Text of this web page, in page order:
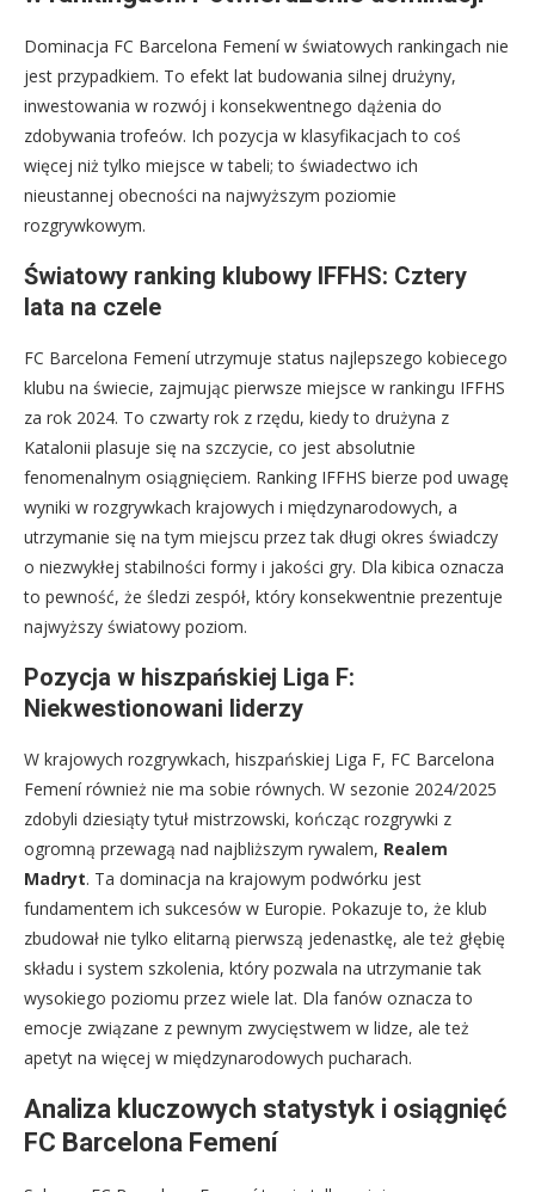
Dominacja FC Barcelona Femení w światowych rankingach nie
jest przypadkiem. To efekt lat budowania silnej drużyny,
inwestowania w rozwój i konsekwentnego dążenia do
zdobywania trofeów. Ich pozycja w klasyfikacjach to coś
więcej niż tylko miejsce w tabeli; to świadectwo ich
nieustannej obecności na najwyższym poziomie
rozgrywkowym.
Światowy ranking klubowy IFFHS: Cztery
lata na czele
FC Barcelona Femení utrzymuje status najlepszego kobiecego
klubu na świecie, zajmując pierwsze miejsce w rankingu IFFHS
za rok 2024. To czwarty rok z rzędu, kiedy to drużyna z
Katalonii plasuje się na szczycie, co jest absolutnie
fenomenalnym osiągnięciem. Ranking IFFHS bierze pod uwagę
wyniki w rozgrywkach krajowych i międzynarodowych, a
utrzymanie się na tym miejscu przez tak długi okres świadczy
o niezwykłej stabilności formy i jakości gry. Dla kibica oznacza
to pewność, że śledzi zespół, który konsekwentnie prezentuje
najwyższy światowy poziom.
Pozycja w hiszpańskiej Liga F:
Niekwestionowani liderzy
W krajowych rozgrywkach, hiszpańskiej Liga F, FC Barcelona
Femení również nie ma sobie równych. W sezonie 2024/2025
zdobyli dziesiąty tytuł mistrzowski, kończąc rozgrywki z
ogromną przewagą nad najbliższym rywalem, Realem
Madryt. Ta dominacja na krajowym podwórku jest
fundamentem ich sukcesów w Europie. Pokazuje to, że klub
zbudował nie tylko elitarną pierwszą jedenastkę, ale też głębię
składu i system szkolenia, który pozwala na utrzymanie tak
wysokiego poziomu przez wiele lat. Dla fanów oznacza to
emocje związane z pewnym zwycięstwem w lidze, ale też
apetyt na więcej w międzynarodowych pucharach.
Analiza kluczowych statystyk i osiągnięć
FC Barcelona Femení